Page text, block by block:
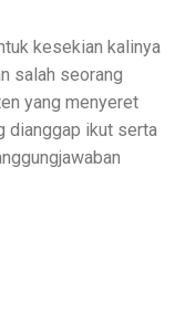
kesekian kalinya
salah seorang
yang menyeret
dianggap ikut serta